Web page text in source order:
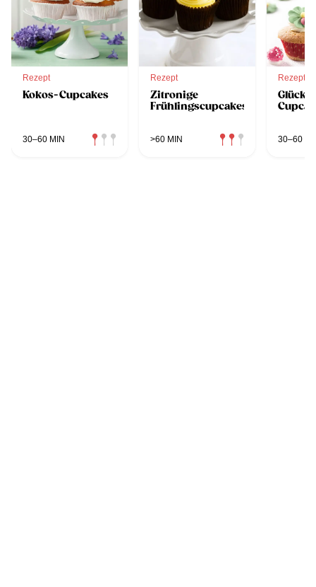
Rezept
Kokos-Cupcakes
30–60 MIN
Rezept
Zitronige
Frühlingscupcakes
>60 MIN
Rezept
30–60